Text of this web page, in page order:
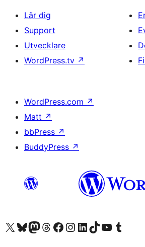
Lär dig
Support
Utvecklare
WordPress.tv ↗
WordPress.com ↗
Matt ↗
bbPress ↗
BuddyPress ↗
Besök vår X-konto (f.d. Twitter)
Besök vårt Bluesky-konto
Besök vårt Mastodon-konto
Besök vårt Thread-konto
Besök vår Facebook-sidaBesök vårt Instagram-konto
Besök vårt LinkedIn-konto
Besök vårt TikTok-konto
Besök vår YouTube-kanalBesök vårt Tumblr-konto